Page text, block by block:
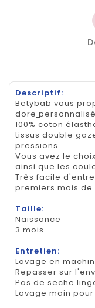
Descriptif:
Betybab vous
dore
100% coton
tissus double
pressions.
Vous avez le
ainsi que les
Très facile
premiers mois
Taille:
Naissance
3 mois
Entretien:
Lavage en
Repasser sur
Pas de seche
Lavage main